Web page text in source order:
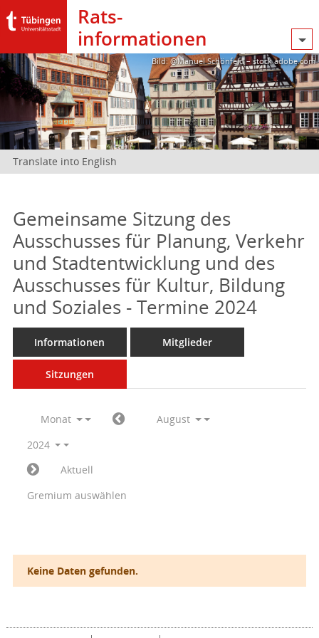
Rats­
informationen
Bild: @Manuel Schönfeld – stock.adobe.com
Translate into English
Gemeinsame Sitzung des
Ausschusses für Planung, Verkehr
und Stadtentwicklung und des
Ausschusses für Kultur, Bildung
und Soziales - Termine 2024
Informationen Mitglieder
Sitzungen
Monat
August
2024
Aktuell
Gremium auswählen
Keine Daten gefunden.